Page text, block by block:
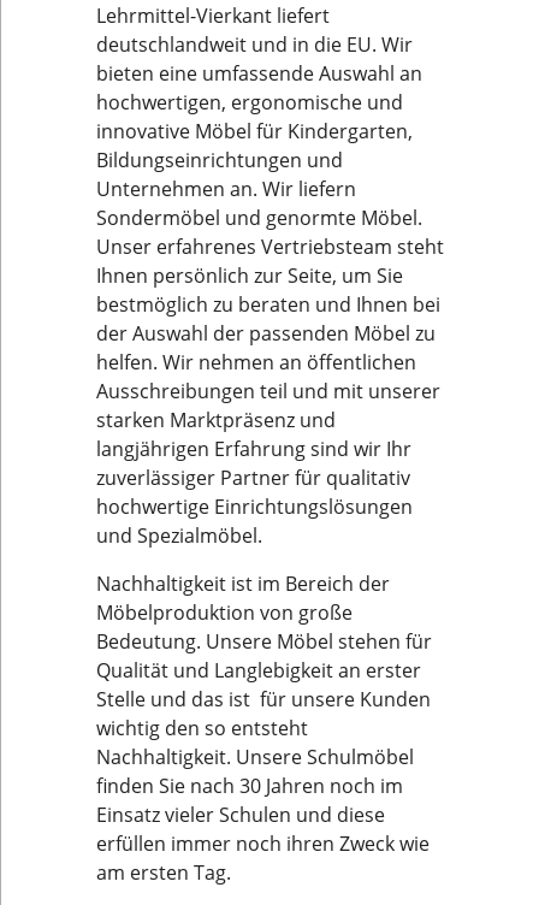
Lehrmittel-Vierkant liefert
deutschlandweit und in die EU. Wir
bieten eine umfassende Auswahl an
hochwertigen, ergonomische und
innovative Möbel für Kindergarten,
Bildungseinrichtungen und
Unternehmen an. Wir liefern
Sondermöbel und genormte Möbel.
Unser erfahrenes Vertriebsteam steht
Ihnen persönlich zur Seite, um Sie
bestmöglich zu beraten und Ihnen bei
der Auswahl der passenden Möbel zu
helfen. Wir nehmen an öffentlichen
Ausschreibungen teil und mit unserer
starken Marktpräsenz und
langjährigen Erfahrung sind wir Ihr
zuverlässiger Partner für qualitativ
hochwertige Einrichtungslösungen
und Spezialmöbel.
Nachhaltigkeit ist im Bereich der
Möbelproduktion von große
Bedeutung. Unsere Möbel stehen für
Qualität und Langlebigkeit an erster
Stelle und das ist für unsere Kunden
wichtig den so entsteht
Nachhaltigkeit. Unsere Schulmöbel
finden Sie nach 30 Jahren noch im
Einsatz vieler Schulen und diese
erfüllen immer noch ihren Zweck wie
am ersten Tag.